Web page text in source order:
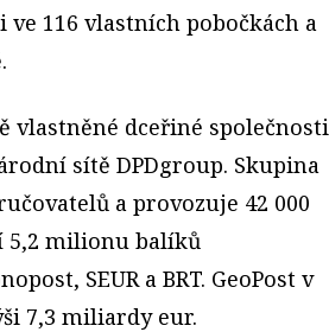
ve 116 vlastních pobočkách a
vlastněné dceřiné společnosti
sítě DPDgroup. Skupina
a provozuje 42 000
5,2 milionu balíků
SEUR a BRT. GeoPost v
7,3 miliardy eur.